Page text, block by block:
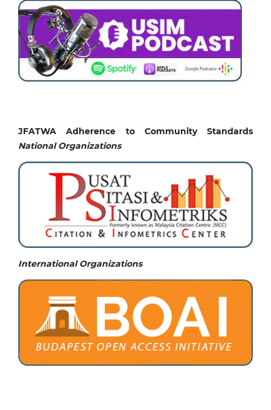
JFATWA Adherence to Community Standards
National Organizations
International Organizations